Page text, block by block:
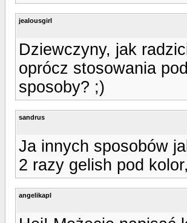
jealousgirl
Dziewczyny, jak
oprócz stosowania
sposoby? ;)
sandrus
Ja innych sposobów
2 razy gelish pod
angelikapl